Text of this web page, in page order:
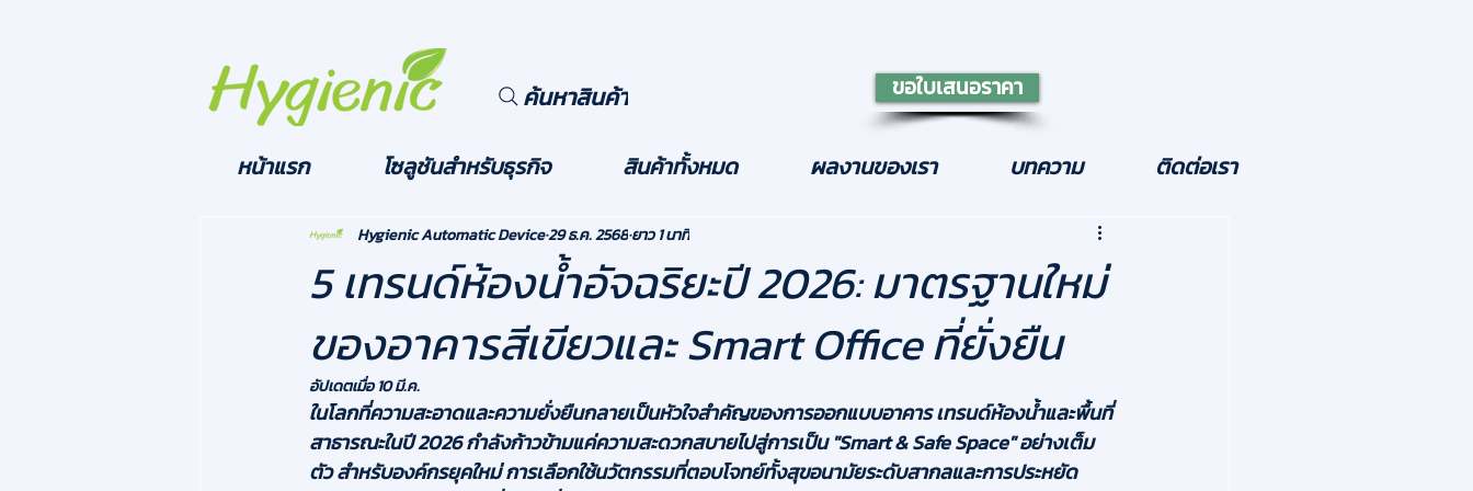
ค้นหาสินค้า ขอใบเสนอราคา
หน้าแรก โซลูชันสำหรับธุรกิจ สินค้าทั้งหมด ผลงานของเรา บทความ ติดต่อเรา
5 เทรนด์ห้องน้ำอัจฉริยะปี 2026: มาตรฐานใหม่
ของอาคารสีเขียวและ Smart Office ที่ยั่งยืน
Hygienic Automatic Device29 ธ.ค. 2568ยาว 1 นาที
อัปเดตเมื่อ10 มี.ค.
ในโลกที่ความสะอาดและความยั่งยืนกลายเป็นหัวใจสำคัญของการออกแบบอาคาร เทรนด์ห้องน้ำและพื้นที่
สาธารณะในปี 2026 กำลังก้าวข้ามแค่ความสะดวกสบายไปสู่การเป็น "Smart & Safe Space" อย่างเต็ม
ตัว สำหรับองค์กรยุคใหม่ การเลือกใช้นวัตกรรมที่ตอบโจทย์ทั้งสุขอนามัยระดับสากลและการประหยัด